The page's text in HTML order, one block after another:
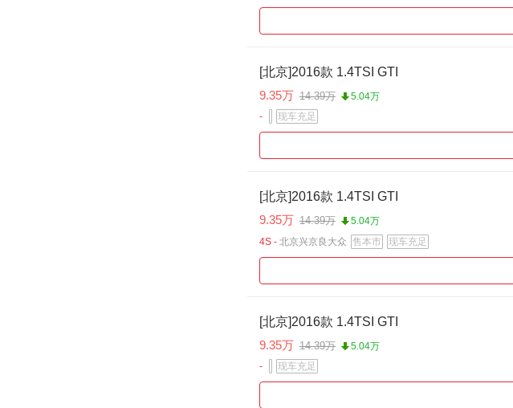
[北京]2016款 1.4TSI GTI
9.35万 14.39万
5.04万
-
现车充足
[北京]2016款 1.4TSI GTI
9.35万 14.39万
5.04万
4S - 北京兴京良大众 售本市 现车充足
[北京]2016款 1.4TSI GTI
9.35万 14.39万
5.04万
-
现车充足